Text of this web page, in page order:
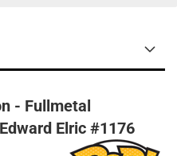
- Fullmetal
Elric #1176